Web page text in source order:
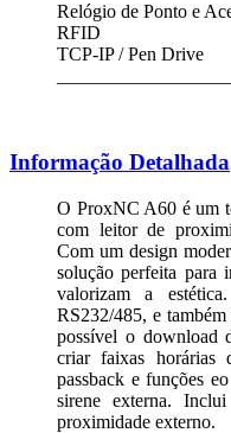
Relógio de Ponto e
RFID
TCP-IP / Pen Drive
Informação Detalhada
O ProxNC A60 é um
com leitor de
Com um design
solução perfeita para
valorizam a
RS232/485, e
possível o download
criar faixas horárias
passback e funções
sirene externa.
proximidade externo.